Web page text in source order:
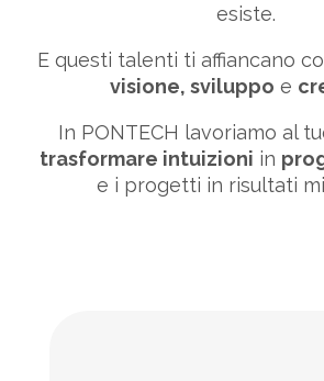
esiste.
E questi talenti ti affiancano
visione, sviluppo e
In PONTECH lavoriamo al
trasformare intuizioni in
e i progetti in risultati